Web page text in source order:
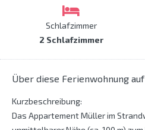
Schlafzimmer
2 Schlafzimmer
Über diese Ferienwohnung
Kurzbeschreibung:
Das Appartement Müller im